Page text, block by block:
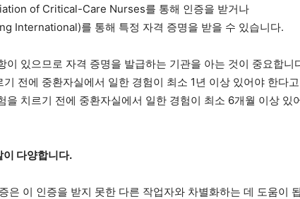
of Critical-Care Nurses를 통해 인증을 받거나
International)를 통해 특정 자격 증명을 받을 수 있습니다.
이 있으므로 자격 증명을 발급하는 기관을 아는 것이 중요합니
전에 중환자실에서 일한 경험이 최소 1년 이상 있어야 한다
을 치르기 전에 중환자실에서 일한 경험이 최소 6개월 이상 있
이 다양합니다.
은 이 인증을 받지 못한 다른 작업자와 차별화하는 데 도움이